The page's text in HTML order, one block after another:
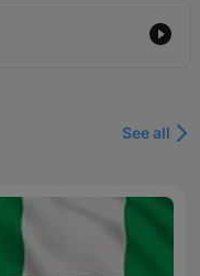
See all